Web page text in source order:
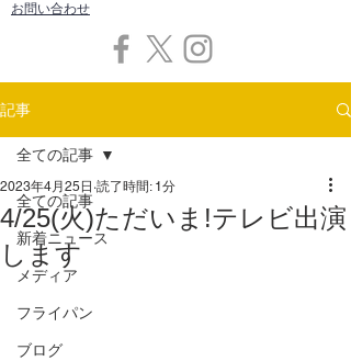
お問い合わせ
記事
全ての記事
新着ニュース
メディア
フライパン
ブログ
全ての記事
4/25(火)ただいま!テレビ出演
します
2023年4月25日 読了時間: 1分